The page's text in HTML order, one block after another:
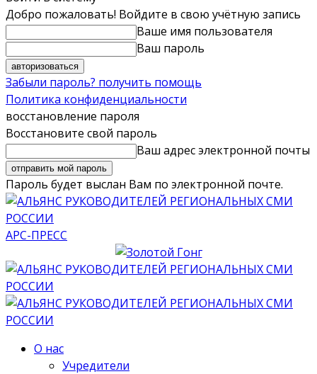
Добро пожаловать! Войдите в свою учётную запись
Ваше имя пользователя
Ваш пароль
Забыли пароль? получить помощь
Политика конфиденциальности
восстановление пароля
Восстановите свой пароль
Ваш адрес электронной почты
Пароль будет выслан Вам по электронной почте.
АРС-ПРЕСС
О нас
Учредители